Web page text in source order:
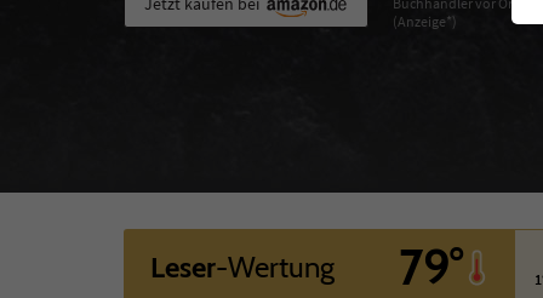
(Anzeige*)
Leser-Wertung 79°